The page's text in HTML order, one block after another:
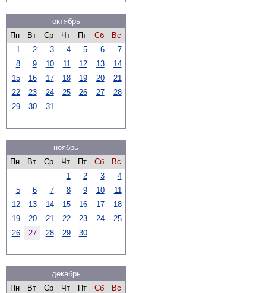
октябрь
Пн
Вт Ср Чт Пт Сб
Вс
1
2 3 4 5 6
7
8
9 10 11 12 13
14
15
16 17 18 19 20
21
22
23 24 25 26 27
28
29
30 31
ноябрь
Пн
Вт Ср Чт Пт Сб
Вс
1
2 3
4
5
6 7 8 9 10
11
12
13 14 15 16 17
18
19
20 21 22 23 24
25
26
27 28 29 30
декабрь
Пн
Вт Ср Чт Пт Сб Вс